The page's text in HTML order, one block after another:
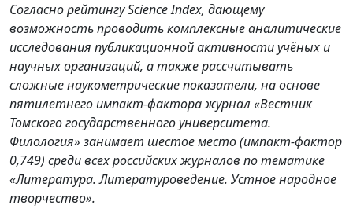
Согласно рейтингу Science Index, дающему
возможность проводить комплексные аналитические
исследования публикационной активности учёных и
научных организаций, а также рассчитывать
сложные наукометрические показатели, на основе
пятилетнего импакт-фактора журнал «Вестник
Томского государственного университета.
Филология» занимает шестое место (импакт-фактор
0,749) среди всех российских журналов по тематике
«Литература. Литературоведение. Устное народное
творчество».